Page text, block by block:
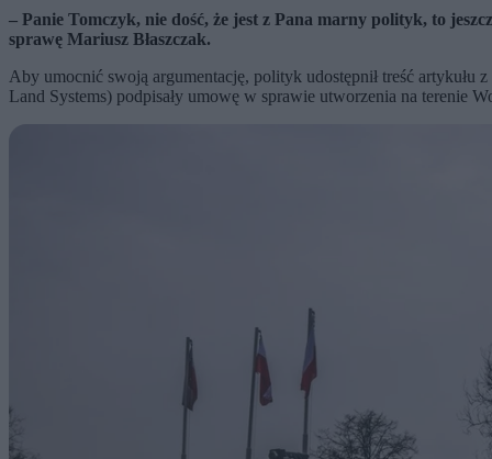
– Panie Tomczyk, nie dość, że jest z Pana marny polityk, to
sprawę Mariusz Błaszczak.
Aby umocnić swoją argumentację, polityk udostępnił treść
Land Systems) podpisały umowę w sprawie utworzenia na terenie